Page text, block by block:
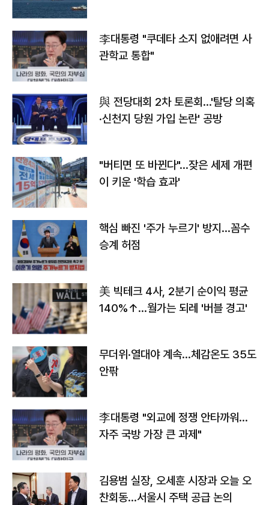
李대통령 "쿠데타 소지 없애려면 사
관학교 통합"
與 전당대회 2차 토론회…'탈당 의혹
·신천지 당원 가입 논란' 공방
"버티면 또 바뀐다"…잦은 세제 개편
이 키운 '학습 효과'
핵심 빠진 '주가 누르기' 방지…꼼수
승계 허점
美 빅테크 4사, 2분기 순이익 평균
140%↑…월가는 되레 '버블 경고'
무더위·열대야 계속…체감온도 35도
안팎
李대통령 "외교에 정쟁 안타까워…
자주 국방 가장 큰 과제"
김용범 실장, 오세훈 시장과 오늘 오
찬회동...서울시 주택 공급 논의